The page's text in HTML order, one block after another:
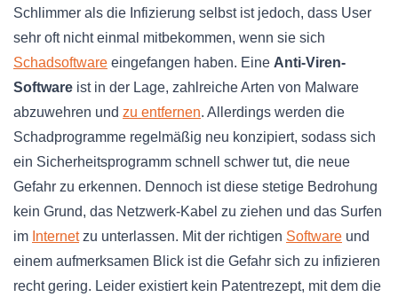
Schlimmer als die Infizierung selbst ist jedoch, dass User
sehr oft nicht einmal mitbekommen, wenn sie sich
Schadsoftware eingefangen haben. Eine Anti-Viren-
Software ist in der Lage, zahlreiche Arten von Malware
abzuwehren und zu entfernen. Allerdings werden die
Schadprogramme regelmäßig neu konzipiert, sodass sich
ein Sicherheitsprogramm schnell schwer tut, die neue
Gefahr zu erkennen. Dennoch ist diese stetige Bedrohung
kein Grund, das Netzwerk-Kabel zu ziehen und das Surfen
im Internetzu unterlassen. Mit der richtigen Software und
einem aufmerksamen Blick ist die Gefahr sich zu infizieren
recht gering. Leider existiert kein Patentrezept, mit dem die